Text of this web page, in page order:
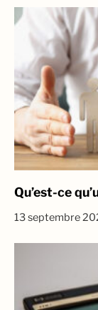
Qu’est-ce
13 septembre